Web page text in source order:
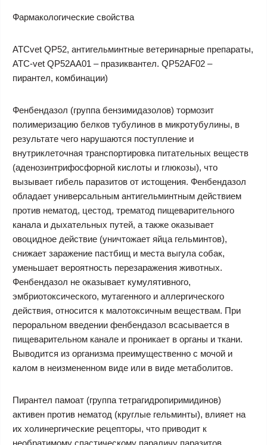
Фармакологические свойства
ATCvet QP52, антигельминтные ветеринарные препараты,
АТС-vet QP52AA01 – празиквантел. QP52AF02 –
пирантел, комбинации)
Фенбендазол (группа бензимидазолов) тормозит
полимеризацию белков тубулинов в микротубулины, в
результате чего нарушаются поступление и
внутриклеточная транспортировка питательных веществ
(аденозинтрифосфорной кислоты и глюкозы), что
вызывает гибель паразитов от истощения. Фенбендазол
обладает универсальным антигельминтным действием
против нематод, цестод, трематод пищеварительного
канала и дыхательных путей, а также оказывает
овоцидное действие (уничтожает яйца гельминтов),
снижает заражение пастбищ и места выгула собак,
уменьшает вероятность перезаражения животных.
Фенбендазол не оказывает кумулятивного,
эмбриотоксического, мутагенного и аллергического
действия, относится к малотоксичным веществам. При
пероральном введении фенбендазол всасывается в
пищеварительном канале и проникает в органы и ткани.
Выводится из организма преимущественно с мочой и
калом в неизмененном виде или в виде метаболитов.
Пирантел памоат (группа тетрагидропиримидинов)
активен против нематод (круглые гельминты), влияет на
их холинергические рецепторы, что приводит к
необратимому спастическому параличу паразитов.